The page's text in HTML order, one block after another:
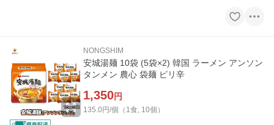
NONGSHIM
安城湯麺 10袋 (5袋×2) 韓国 ラーメン アンソン
タンメン 農心 袋麺 ピリ辛
1,350円
135.0円/個（1食, 10個）